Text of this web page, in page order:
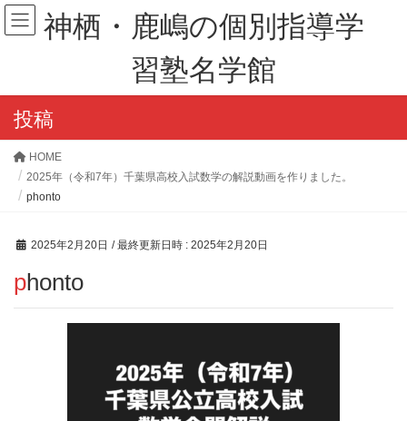
神栖・鹿嶋の個別指導学
習塾名学館
投稿
HOME
2025年（令和7年）千葉県高校入試数学の解説動画を作りました。
phonto
2025年2月20日 / 最終更新日時 : 2025年2月20日
phonto